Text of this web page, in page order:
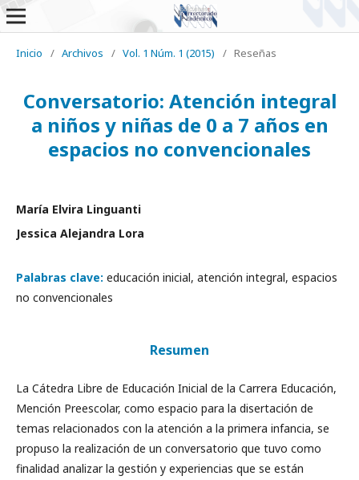
Inicio / Archivos / Vol. 1 Núm. 1 (2015) / Reseñas
Conversatorio: Atención integral
a niños y niñas de 0 a 7 años en
espacios no convencionales
María Elvira Linguanti
Jessica Alejandra Lora
Palabras clave: educación inicial, atención integral, espacios
no convencionales
Resumen
La Cátedra Libre de Educación Inicial de la Carrera Educación,
Mención Preescolar, como espacio para la disertación de
temas relacionados con la atención a la primera infancia, se
propuso la realización de un conversatorio que tuvo como
finalidad analizar la gestión y experiencias que se están